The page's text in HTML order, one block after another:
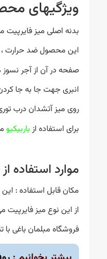
ویژگیهای
بدنه اصلی میز فایرپیت
این محصول ضد حرارت
صفحه در آن از آجر
انبری جهت جا به جا
روی میز آتشدان درب
برای استفاده از باربیکیو
موارد استفاده
مکان قابل استفاده :
از این نوع میز فایرپیت
فروشگاه مبلمان باغی